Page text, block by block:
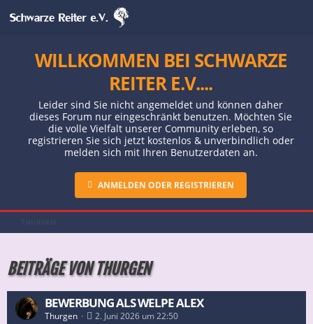
WILLKOMMEN BEI SCHWARZE
REITER E.V....
Leider sind Sie nicht angemeldet und können daher
dieses Forum nur eingeschränkt benutzen. Möchten Sie
die volle Vielfalt unserer Community erleben, so
registrieren Sie sich jetzt kostenlos & unverbindlich oder
melden sich mit Ihren Benutzerdaten an.
ANMELDEN ODER REGISTRIEREN
BEITRÄGE VON THURGEN
BEWERBUNG ALS WELPE ALEX
Thurgen 2. Juni 2026 um 22:50